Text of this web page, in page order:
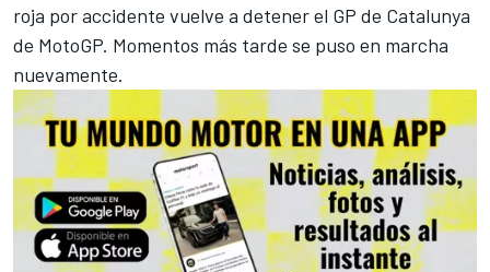
roja por accidente vuelve a detener el GP de Catalunya
de MotoGP. Momentos más tarde se puso en marcha
nuevamente.